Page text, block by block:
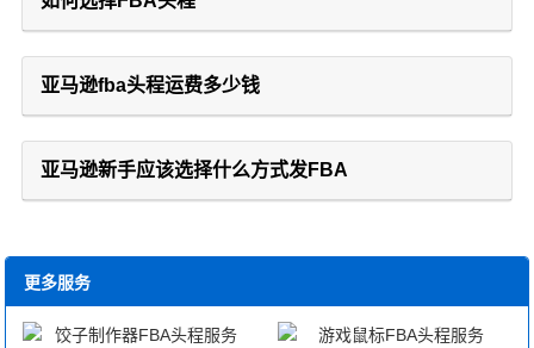
亚马逊fba头程运费多少钱
亚马逊新手应该选择什么方式发FBA
更多服务